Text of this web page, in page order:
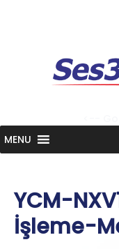
MENU
YCM-
İşleme-